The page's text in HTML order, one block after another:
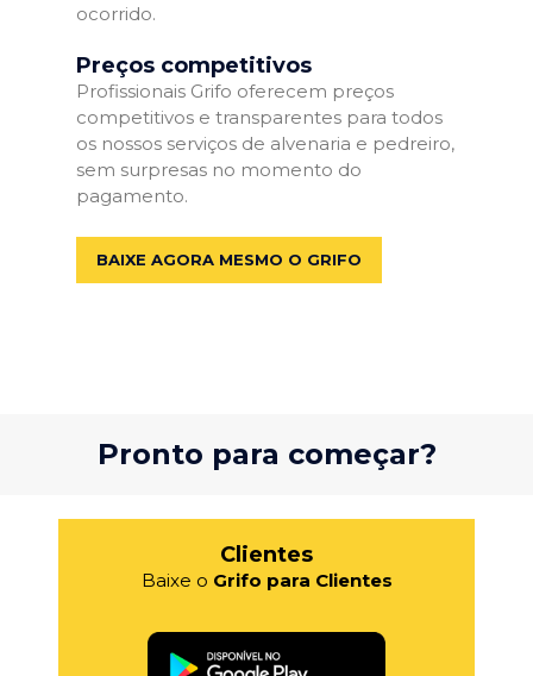
ocorrido.
Preços competitivos
Profissionais Grifo oferecem preços
competitivos e transparentes para todos
os nossos serviços de alvenaria e pedreiro,
sem surpresas no momento do
pagamento.
BAIXE AGORA MESMO O GRIFO
Pronto para começar?
Clientes
Baixe o Grifo para Clientes